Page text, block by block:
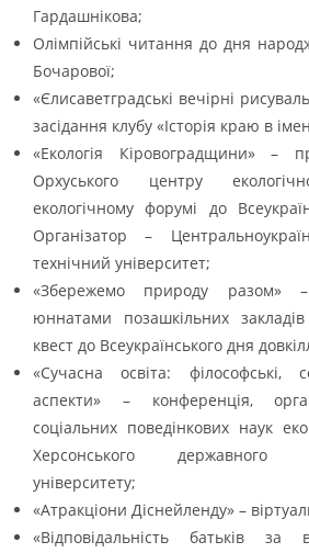
Гардашнікова;
Олімпійські читання до дня
Бочарової;
«Єлисаветградські вечірні
засідання клубу «Історія краю в
«Екологія Кіровоградщини» –
Орхуського центру
екологічному форумі до
Організатор –
технічний університет;
«Збережемо природу разом» –
юннатами позашкільних закладів
квест до Всеукраїнського дня
«Сучасна освіта: філософські,
аспекти» – конференція,
соціальних поведінкових наук
Херсонського державного
університету;
«Атракціони Діснейленду» –
«Відповідальність батьків за